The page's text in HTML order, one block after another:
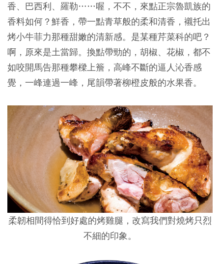
香、巴西利、羅勒……喔，不不，來點正宗魯凱族的
香料如何？鮮香，帶一點青草般的柔和清香，襯托出
烤小牛菲力那種甜嫩的清新感。是某種芹菜科的吧？
啊，原來是土當歸。換點帶勁的，胡椒、花椒，都不
如咬開馬告那種攀樑上簷，高峰不斷的逼人沁香感
覺，一峰連過一峰，尾韻帶著柳橙皮般的水果香。
柔韌相間得恰到好處的烤雞腿，改寫我們對燒烤只烈
不細的印象。